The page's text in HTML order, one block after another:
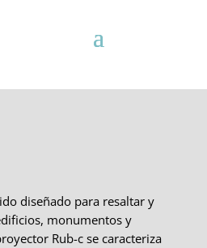
diseñado para resaltar y
monumentos y
Rub-c se caracteriza